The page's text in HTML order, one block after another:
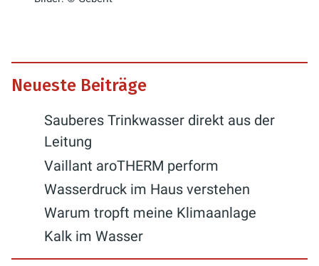
Neueste Beiträge
Sauberes Trinkwasser direkt aus der
Leitung
Vaillant aroTHERM perform
Wasserdruck im Haus verstehen
Warum tropft meine Klimaanlage
Kalk im Wasser